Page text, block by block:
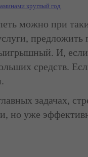
круглый год
можно при
И,
средств.
задачах,
но уже